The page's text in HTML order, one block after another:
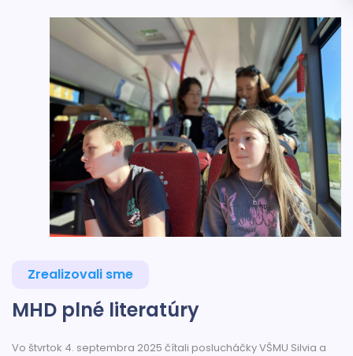
Zrealizovali sme
MHD plné literatúry
Vo štvrtok 4. septembra 2025 čítali poslucháčky VŠMU Silvia a